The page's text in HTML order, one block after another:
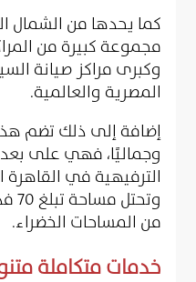
كما يحدها من
مجموعة كبيرة من
وكبرى مراكز صيانة
المصرية والعالمية.
إضافة إلى ذلك تضم هذه
وجماليًا، فهي على
الترفيهية في القاهرة
من المساحات الخضراء.
خدمات متكاملة